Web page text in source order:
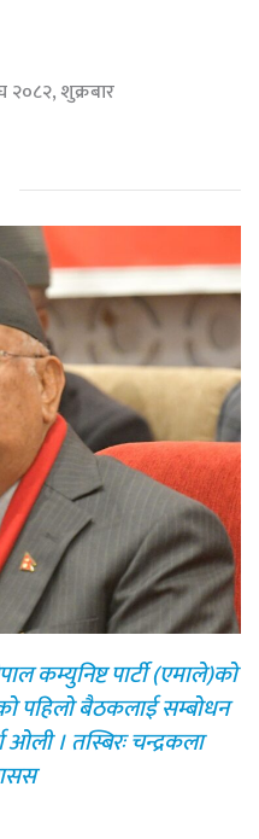
२०८२, शुक्रबार
कम्युनिष्ट पार्टी (एमाले)को
पहिलो बैठकलाई सम्बोधन
ओली । तस्बिरः चन्द्रकला